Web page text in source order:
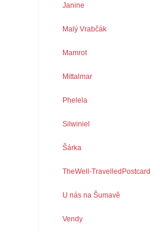
Janine
Malý Vrabčák
Mamrot
Mittalmar
Phelela
Silwiniel
Šárka
TheWell-TravelledPostcard
U nás na Šumavě
Vendy